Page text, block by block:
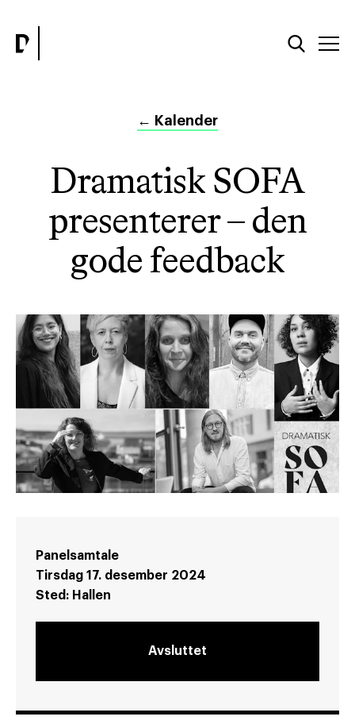
← Kalender
Dramatisk SOFA
presenterer – den
gode feedback
Panelsamtale
Tirsdag 17. desember 2024
Sted: Hallen
Avsluttet